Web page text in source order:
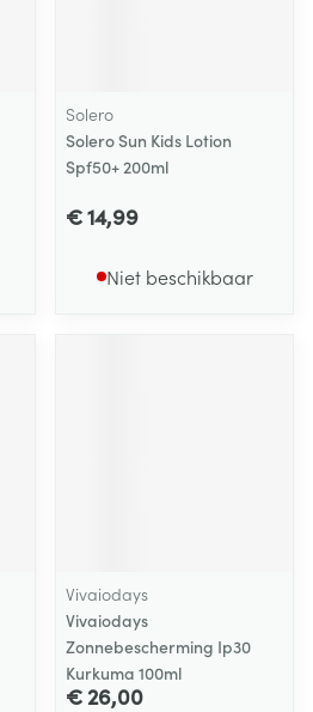
Solero
Solero Sun Kids Lotion
Spf50+ 200ml
€ 14,99
Niet beschikbaar
Vivaiodays
Vivaiodays
Zonnebescherming Ip30
Kurkuma 100ml
€ 26,00